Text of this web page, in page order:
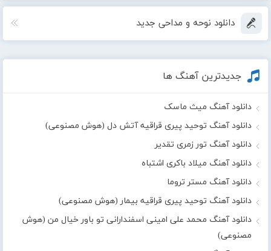
دانلود نوحه و مداحی جدید
جدیدترین آهنگ ها
دانلود آهنگ میث ماسک
دانلود آهنگ توحید پیری قراقیه آتش دل (هوش مصنوعی)
دانلود آهنگ تور زمری تقدیر
دانلود آهنگ میلاد باکری اشتباه
دانلود آهنگ مستر تروما
دانلود آهنگ توحید پیری قراقیه بیمار (هوش مصنوعی)
دانلود آهنگ محمد علی امینی اسفندارانی تو باور خیال من (هوش
مصنوعی)